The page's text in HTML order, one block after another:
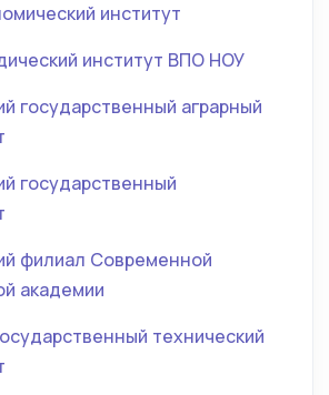
институт
институт ВПО НОУ
государственный аграрный
государственный
филиал Современной
академии
технический